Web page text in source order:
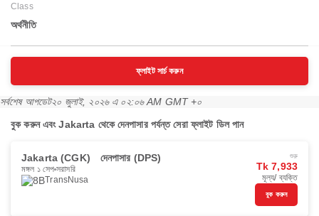
Class
অর্থনীতি
ফ্লাইট সার্চ করুন
সর্বশেষ আপডেট২০ জুলাই, ২০২৬ এ ০২:০৬ AM GMT +০
বুক করুন এবং Jakarta থেকে দেনপাসার পর্যন্ত সেরা ফ্লাইট ডিল পান
Jakarta (CGK) দেনপাসার (DPS)
মঙ্গল ১ সেপ সরাসরি
TransNusa
শুরু
Tk 7,933
মূল্য/ ব্যক্তি
বুক করুন